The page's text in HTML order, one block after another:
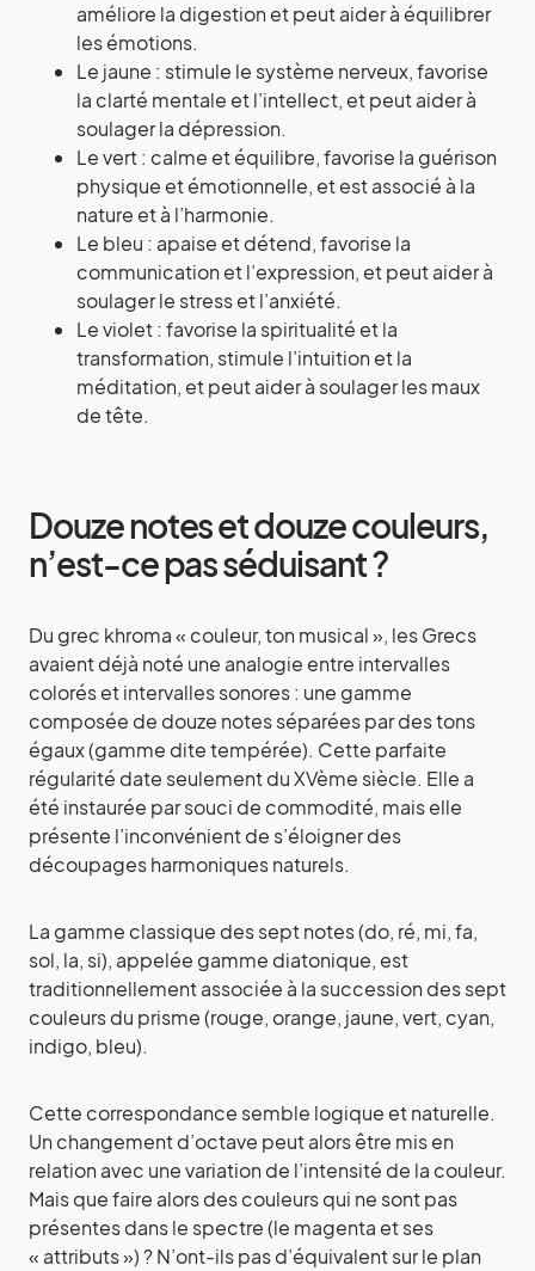
améliore la digestion et peut aider à équilibrer
les émotions.
Le jaune : stimule le système nerveux, favorise
la clarté mentale et l’intellect, et peut aider à
soulager la dépression.
Le vert : calme et équilibre, favorise la guérison
physique et émotionnelle, et est associé à la
nature et à l’harmonie.
Le bleu : apaise et détend, favorise la
communication et l’expression, et peut aider à
soulager le stress et l’anxiété.
Le violet : favorise la spiritualité et la
transformation, stimule l’intuition et la
méditation, et peut aider à soulager les maux
de tête.
Douze notes et douze couleurs,
n’est-ce pas séduisant ?
Du grec khroma « couleur, ton musical », les Grecs
avaient déjà noté une analogie entre intervalles
colorés et intervalles sonores : une gamme
composée de douze notes séparées par des tons
égaux (gamme dite tempérée). Cette parfaite
régularité date seulement du XVème siècle. Elle a
été instaurée par souci de commodité, mais elle
présente l’inconvénient de s’éloigner des
découpages harmoniques naturels.
La gamme classique des sept notes (do, ré, mi, fa,
sol, la, si), appelée gamme diatonique, est
traditionnellement associée à la succession des sept
couleurs du prisme (rouge, orange, jaune, vert, cyan,
indigo, bleu).
Cette correspondance semble logique et naturelle.
Un changement d’octave peut alors être mis en
relation avec une variation de l’intensité de la couleur.
Mais que faire alors des couleurs qui ne sont pas
présentes dans le spectre (le magenta et ses
« attributs ») ? N’ont-ils pas d’équivalent sur le plan